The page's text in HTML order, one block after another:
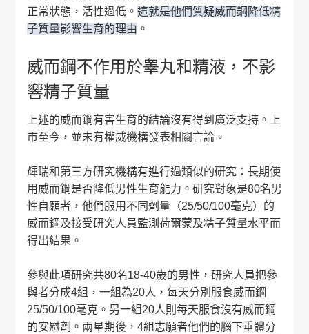
正常狀態，活性過低。 這就是他們質疑威而鋼降低精
子質量影響生育的理由 。
威而鋼不作用於睾丸和精液，不影
響精子質量
上述的威而鋼有害生育的結論沒有得到廣泛支持。上
市至今，並未有權威機構發表相關言論。
輝瑞和第三方研究機構有進行過類似的研究：長期使
用威而鋼是否降低男性生育能力。研究對象是80名男
性自願者，他們服用不同劑量（25/50/100毫克）的
威而鋼及接受研究人員監測荷爾蒙及精子質量水平而
得出結果。
參與此項研究共80名18-40歲的男性，研究人員把參
與者分成4組，一組為20人，每天分別服食威而鋼
25/50/100毫克。另一組20人則每天服食沒有威而鋼
的安慰劑。兩星期後，4組志願者他們的腦下垂體分